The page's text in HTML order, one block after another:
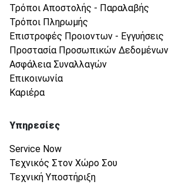
Τρόποι Αποστολής - Παραλαβής
Τρόποι Πληρωμής
Επιστροφές Προιοντων - Εγγυήσεις
Προστασία Προσωπικών Δεδομένων
Ασφάλεια Συναλλαγών
Επικοινωνία
Καριέρα
Υπηρεσίες
Service Now
Τεχνικός Στον Χώρο Σου
Τεχνική Υποστήριξη